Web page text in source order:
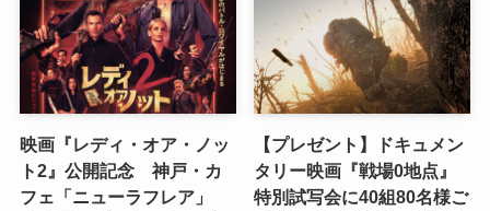
映画『レディ・オア・ノッ
ト2』公開記念 神戸・カ
フェ「ニューラフレア」
【プレゼント】ドキュメン
タリー映画『戦場0地点』
特別試写会に40組80名様ご